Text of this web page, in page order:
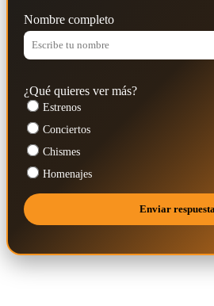
Nombre completo
¿Qué quieres ver más?
Estrenos
Conciertos
Chismes
Homenajes